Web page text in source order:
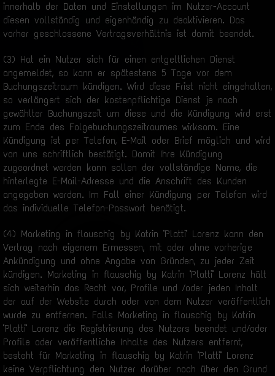
innerhalb der Daten und Einstellungen im Nutzer-Account
diesen vollständig und eigenhändig zu deaktivieren. Das
vorher geschlossene Vertragsverhältnis ist damit beendet.
(3) Hat ein Nutzer sich für einen entgeltlichen Dienst
angemeldet, so kann er spätestens 5 Tage vor dem
Buchungszeitraum kündigen. Wird diese Frist nicht eingehalten,
so verlängert sich der kostenpflichtige Dienst je nach
gewählter Buchungszeit um diese und die Kündigung wird erst
zum Ende des Folgebuchungszeitraumes wirksam. Eine
Kündigung ist per Telefon, E-Mail oder Brief möglich und wird
von uns schriftlich bestätigt. Damit Ihre Kündigung
zugeordnet werden kann sollen der vollständige Name, die
hinterlegte E-Mail-Adresse und die Anschrift des Kunden
angegeben werden. Im Fall einer Kündigung per Telefon wird
das individuelle Telefon-Passwort benötigt.
(4) Marketing in flauschig by Katrin "Platti" Lorenz kann den
Vertrag nach eigenem Ermessen, mit oder ohne vorherige
Ankündigung und ohne Angabe von Gründen, zu jeder Zeit
kündigen. Marketing in flauschig by Katrin "Platti" Lorenz hält
sich weiterhin das Recht vor, Profile und /oder jeden Inhalt
der auf der Website durch oder von dem Nutzer veröffentlich
wurde zu entfernen. Falls Marketing in flauschig by Katrin
"Platti" Lorenz die Registrierung des Nutzers beendet und/oder
Profile oder veröffentliche Inhalte des Nutzers entfernt,
besteht für Marketing in flauschig by Katrin "Platti" Lorenz
keine Verpflichtung den Nutzer darüber noch über den Grund